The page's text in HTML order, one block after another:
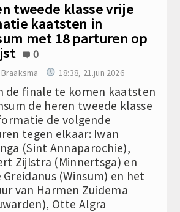
tweede klasse vrije
kaatsten in
met 18 parturen op
0
18:38, 21.jun 2026
de finale te komen kaatsten
de heren tweede klasse
de volgende
tegen elkaar: Iwan
(Sint Annaparochie),
Zijlstra (Minnertsga) en
Greidanus (Winsum) en het
van Harmen Zuidema
Otte Algra